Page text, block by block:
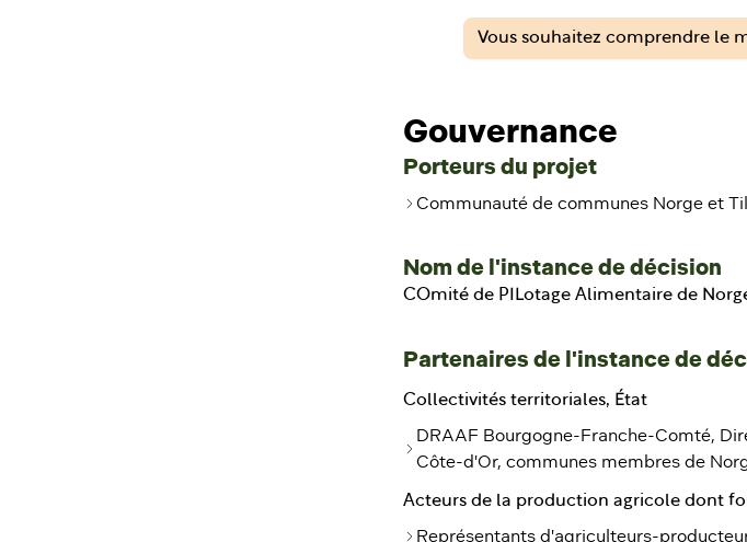
Vous souhaitez comprendre le
Gouvernance
Porteurs du projet
Communauté de communes Norge et
Nom de l'instance de décision
COmité de PILotage Alimentaire de
Partenaires de l'instance de
Collectivités territoriales, État
DRAAF Bourgogne-Franche-Comté,
Côte-d'Or, communes membres de
Acteurs de la production agricole dont
Représentants d'agriculteurs-